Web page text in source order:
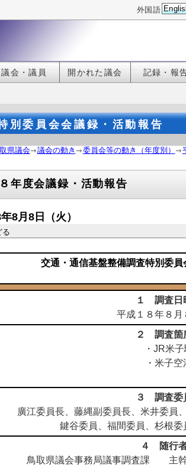
外国語
議会・議員 開かれた議会 記録・報
別委員会会議録・活動報告
県議会 議会の動き 委員会等の動き（年度別）
年度会議録・活動報告
8月8日（火）
る
交通・通信基盤整備調査特別委
１ 調査日
平成１８年８月
２ 調査箇
・JR米子
・米子空
３ 調査委
廣江委員長、藤縄副委員長、米井委員、
鍵谷委員、福間委員、杉根委
４ 随行
鳥取県議会事務局議事調査課 主